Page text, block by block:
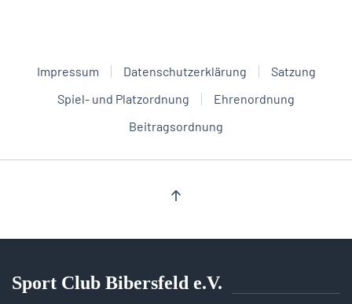
Impressum Datenschutzerklärung
Satzung
Spiel- und Platzordnung
Ehrenordnung
Beitragsordnung
Sport Club Bibersfeld e.V.